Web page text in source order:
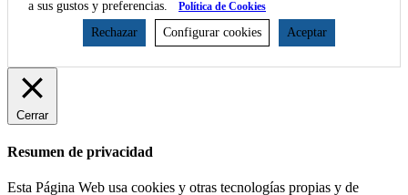
a sus gustos y preferencias.
Política de Cookies
Rechazar Configurar cookies Aceptar
Cerrar
Resumen de privacidad
Esta Página Web usa cookies y otras tecnologías propias y de